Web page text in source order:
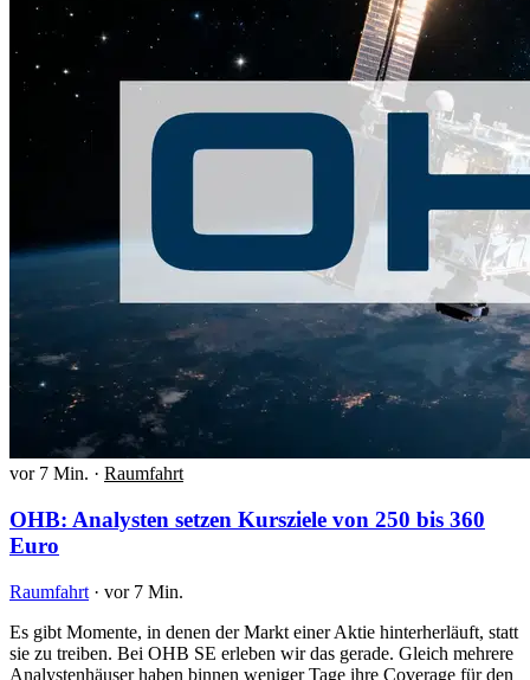
vor 7 Min. · Raumfahrt
OHB: Analysten setzen Kursziele von 250 bis 360
Euro
Raumfahrt · vor 7 Min.
Es gibt Momente, in denen der Markt einer Aktie hinterherläuft, statt
sie zu treiben. Bei OHB SE erleben wir das gerade. Gleich mehrere
Analystenhäuser haben binnen weniger Tage ihre Coverage für den